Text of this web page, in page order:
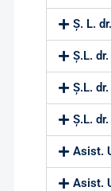
Ș. L.
Ș.L.
Ș.L.
Ș.L.
Asist.
Asist.